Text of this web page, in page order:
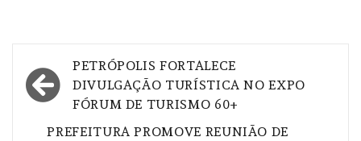
Navegação
de
PETRÓPOLIS FORTALECE
DIVULGAÇÃO TURÍSTICA NO EXPO
FÓRUM DE TURISMO 60+
PREFEITURA PROMOVE REUNIÃO DE